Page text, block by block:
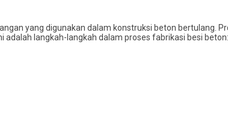
yang digunakan dalam konstruksi beton bertulang.
langkah-langkah dalam proses fabrikasi besi